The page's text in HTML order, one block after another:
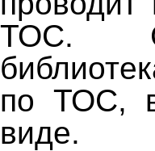
ТОС.
по ТОС,
виде.